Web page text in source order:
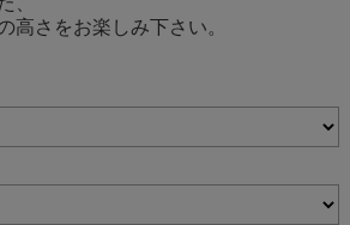
高さをお楽しみ下さい。